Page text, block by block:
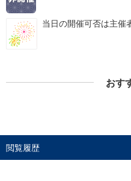
当日の開催可否は主催
おす
閲覧履歴